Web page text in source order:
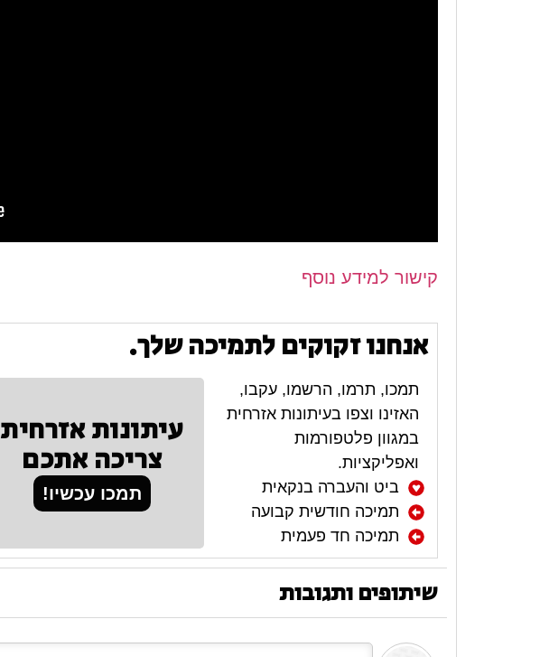
קישור למידע נוסף
אנחנו זקוקים לתמיכה שלך.
תמכו, תרמו, הרשמו, עקבו,
האזינו וצפו בעיתונות אזרחית
במגוון פלטפורמות
ואפליקציות.
ביט והעברה בנקאית
תמיכה חודשית קבועה
תמיכה חד פעמית
עיתונות אזרחית
צריכה אתכם
תמכו עכשיו!
שיתופים ותגובות